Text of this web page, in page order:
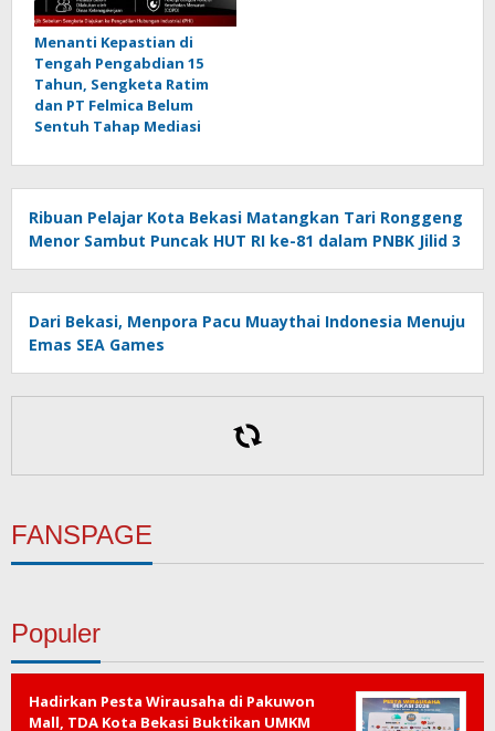
Menanti Kepastian di
Tengah Pengabdian 15
Tahun, Sengketa Ratim
dan PT Felmica Belum
Sentuh Tahap Mediasi
Ribuan Pelajar Kota Bekasi Matangkan Tari Ronggeng
Menor Sambut Puncak HUT RI ke-81 dalam PNBK Jilid 3
Dari Bekasi, Menpora Pacu Muaythai Indonesia Menuju
Emas SEA Games
FANSPAGE
Populer
Hadirkan Pesta Wirausaha di Pakuwon
Mall, TDA Kota Bekasi Buktikan UMKM